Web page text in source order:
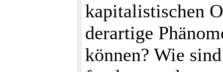
kapitalistischen
derartige
können? Wie